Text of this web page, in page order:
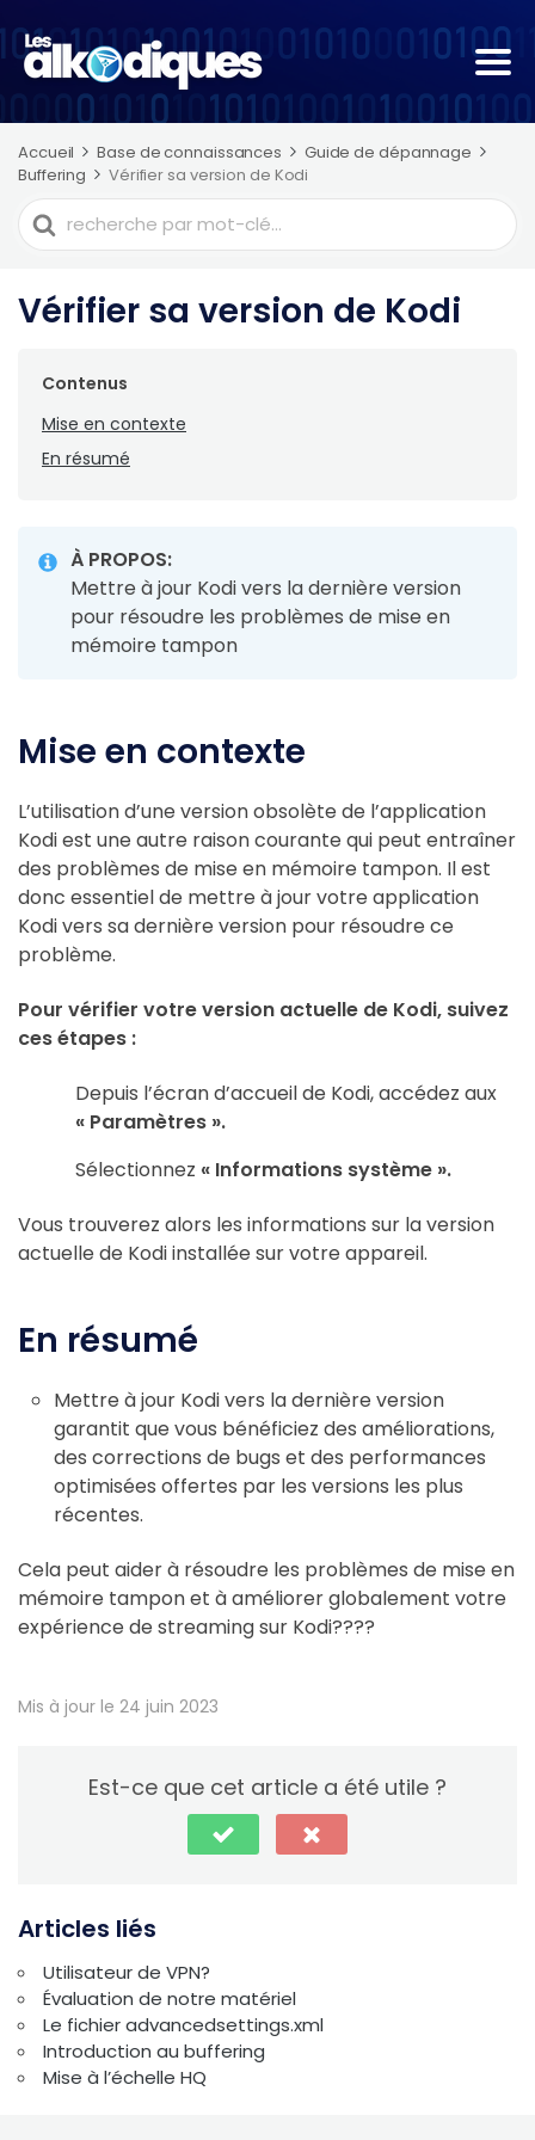
Accueil Base de connaissances
Guide de dépannage
Buffering
Vérifier sa version de Kodi
Recherche
de
Vérifier sa version de Kodi
Contenus
Mise en contexte
En résumé
À PROPOS:
Mettre à jour Kodi vers la dernière version
pour résoudre les problèmes de mise en
mémoire tampon
Mise en contexte
L’utilisation d’une version obsolète de l’application
Kodi est une autre raison courante qui peut entraîner
des problèmes de mise en mémoire tampon. Il est
donc essentiel de mettre à jour votre application
Kodi vers sa dernière version pour résoudre ce
problème.
Pour vérifier votre version actuelle de Kodi, suivez
ces étapes :
Depuis l’écran d’accueil de Kodi, accédez aux
« Paramètres ».
Sélectionnez « Informations système ».
Vous trouverez alors les informations sur la version
actuelle de Kodi installée sur votre appareil.
En résumé
Mettre à jour Kodi vers la dernière version
garantit que vous bénéficiez des améliorations,
des corrections de bugs et des performances
optimisées offertes par les versions les plus
récentes.
Cela peut aider à résoudre les problèmes de mise en
mémoire tampon et à améliorer globalement votre
expérience de streaming sur Kodi????
Mis à jour le 24 juin 2023
Est-ce que cet article a été utile ?
Articles liés
Utilisateur de VPN?
Évaluation de notre matériel
Le fichier advancedsettings.xml
Introduction au buffering
Mise à l’échelle HQ